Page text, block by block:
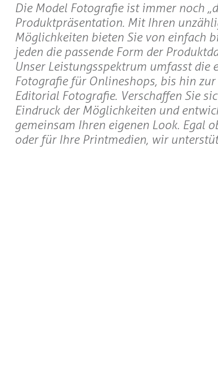
Die Model Fotografie ist immer noch
Produktpräsentation. Mit Ihren
Möglichkeiten bieten Sie von einfach
jeden die passende Form der
Unser Leistungsspektrum umfasst die
Fotografie für Onlineshops, bis hin
Editorial Fotografie. Verschaffen Sie
Eindruck der Möglichkeiten und
gemeinsam Ihren eigenen Look. Egal
oder für Ihre Printmedien, wir